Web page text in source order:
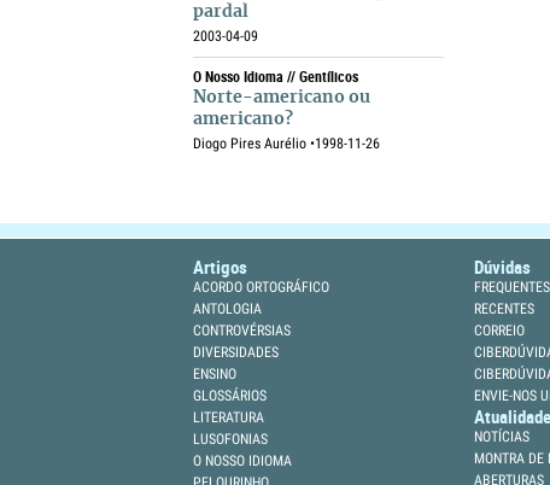
pardal
2003-04-09
O Nosso Idioma // Gentílicos
Norte-americano ou
americano?
Diogo Pires Aurélio •1998-11-26
Artigos
ACORDO ORTOGRÁFICO
ANTOLOGIA
CONTROVÉRSIAS
DIVERSIDADES
ENSINO
GLOSSÁRIOS
LITERATURA
LUSOFONIAS
O NOSSO IDIOMA
Dúvidas
FREQUENTES
RECENTES
CORREIO
ENVIE-NOS
NOTÍCIAS
MONTRA DE
ABERTURAS